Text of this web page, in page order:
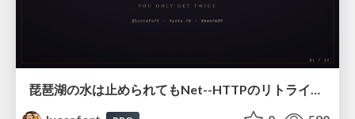
琵琶湖の水は止められてもNet--HTTPのリトライは止められない / You might be able to stop the water flow of Lake Biwa but you can't stop Net::HTTP retries